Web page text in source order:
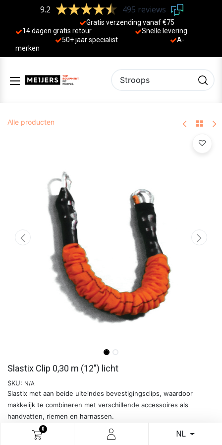
0
NL
9.2 495 reviews
Gratis verzending vanaf €75
14 dagen gratis retour
Sne lle levering
50+ jaar specialist
A-
merken
Alle producten
Slastix Clip 0,30 m (12") licht
SKU: N/A
Slastix met aan beide uiteindes bevestigingsclips, waardoor
makkelijk te combineren met verschillende accessoires als
handvatten, riemen en harnassen.
Verkrijgbaar in verschillende lengtes en weerstanden.